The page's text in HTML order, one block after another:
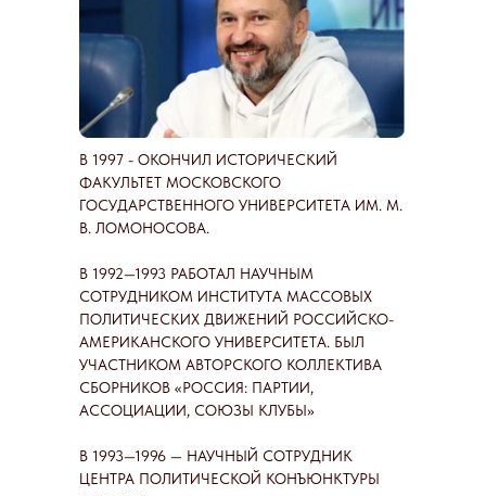
В 1997 - ОКОНЧИЛ ИСТОРИЧЕСКИЙ
ФАКУЛЬТЕТ МОСКОВСКОГО
ГОСУДАРСТВЕННОГО УНИВЕРСИТЕТА ИМ. М.
В. ЛОМОНОСОВА.
В 1992—1993 РАБОТАЛ НАУЧНЫМ
СОТРУДНИКОМ ИНСТИТУТА МАССОВЫХ
ПОЛИТИЧЕСКИХ ДВИЖЕНИЙ РОССИЙСКО-
АМЕРИКАНСКОГО УНИВЕРСИТЕТА. БЫЛ
УЧАСТНИКОМ АВТОРСКОГО КОЛЛЕКТИВА
СБОРНИКОВ «РОССИЯ: ПАРТИИ,
АССОЦИАЦИИ, СОЮЗЫ КЛУБЫ»
В 1993—1996 — НАУЧНЫЙ СОТРУДНИК
ЦЕНТРА ПОЛИТИЧЕСКОЙ КОНЪЮНКТУРЫ